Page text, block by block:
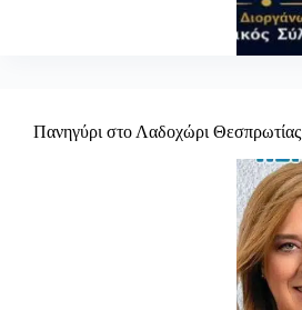
Πανηγύρι στο Λαδοχώρι Θεσπρωτίας